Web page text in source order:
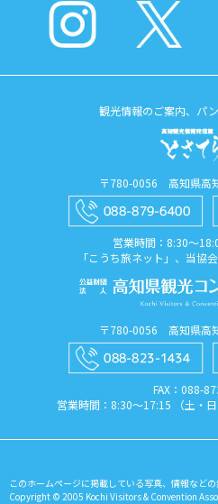
観光情報のご案内、パ
〒780-0056 高知県高
営業時間：8:30〜
「こうち旅ネット」、当協
〒780-0056 高知県高
FAX：088​-
営業時間：8:30〜17:15 （土・
このホームページに掲載している写真、情報などの
Copyright © 2005 Kochi Visitors & Convention